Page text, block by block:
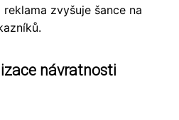
zvyšuje šance na
návratnosti